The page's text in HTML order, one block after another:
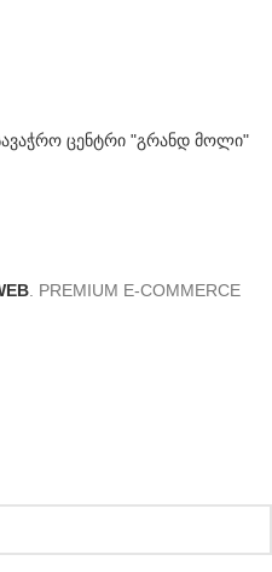
სავაჭრო ცენტრი "გრანდ მოლი"
. PREMIUM E-COMMERCE